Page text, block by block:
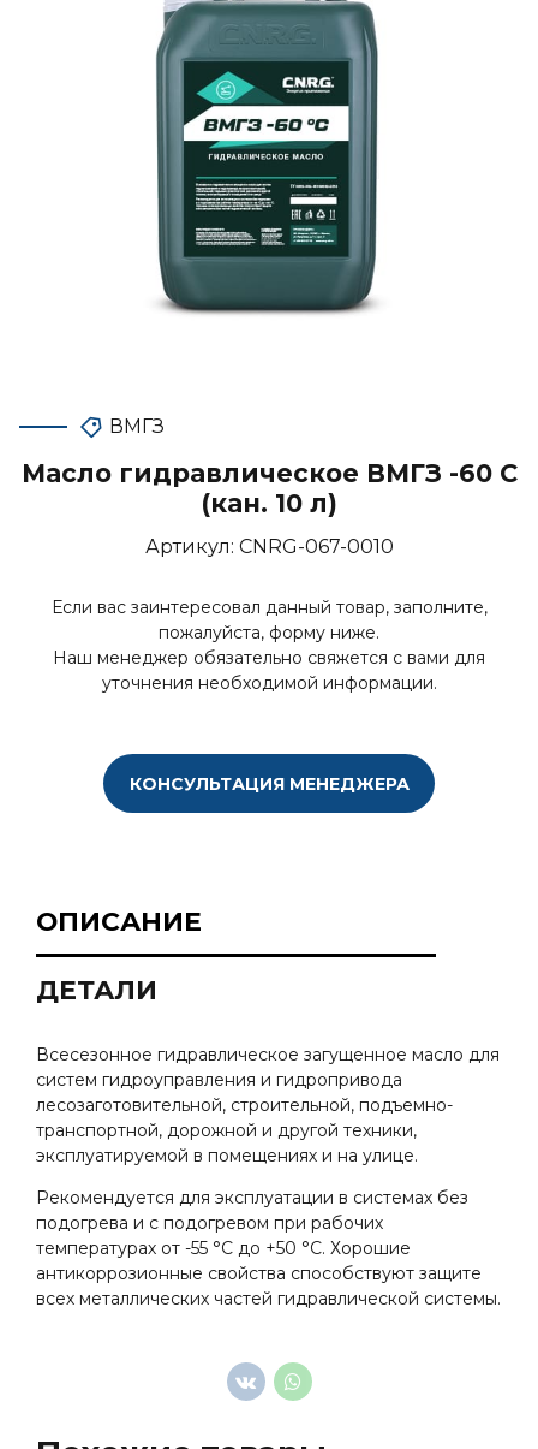
ВМГЗ
Масло гидравлическое ВМГЗ -60 С
(кан. 10 л)
Артикул: CNRG-067-0010
Если вас заинтересовал данный товар, заполните,
пожалуйста, форму ниже.
Наш менеджер обязательно свяжется с вами для
уточнения необходимой информации.
КОНСУЛЬТАЦИЯ МЕНЕДЖЕРА
ОПИСАНИЕ
ДЕТАЛИ
Всесезонное гидравлическое загущенное масло для
систем гидроуправления и гидропривода
лесозаготовительной, строительной, подъемно-
транспортной, дорожной и другой техники,
эксплуатируемой в помещениях и на улице.
Рекомендуется для эксплуатации в системах без
подогрева и с подогревом при рабочих
температурах от -55 °С до +50 °С. Хорошие
антикоррозионные свойства способствуют защите
всех металлических частей гидравлической системы.